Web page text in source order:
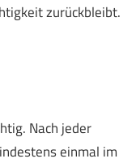
zurückbleibt.
Nach jeder
einmal im